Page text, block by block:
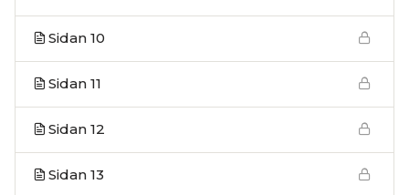
Sidan 10
Sidan 11
Sidan 12
Sidan 13